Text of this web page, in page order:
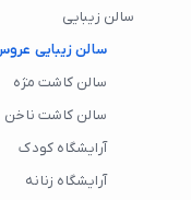
سالن زیبایی
سالن زیبایی
سالن کاشت مژه
سالن کاشت ناخن
آرایشگاه کودک
آرایشگاه زنانه